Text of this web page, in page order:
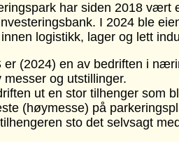
har siden 2018 vært
I 2024 ble
logistikk, lager og lett
er (2024) en av bedriften i
og utstillinger.
ut en stor tilhenger som
(høymesse) på
sto det selvsagt